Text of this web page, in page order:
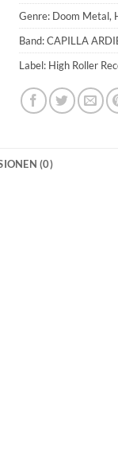
Genre: Doom Metal,
Band: CAPILLA
Label: High Roller
(0)